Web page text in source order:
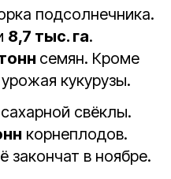
подсолнечника.
8,7 тыс. га.
семян. Кроме
урожая кукурузы.
свёклы.
корнеплодов.
закончат в ноябре.